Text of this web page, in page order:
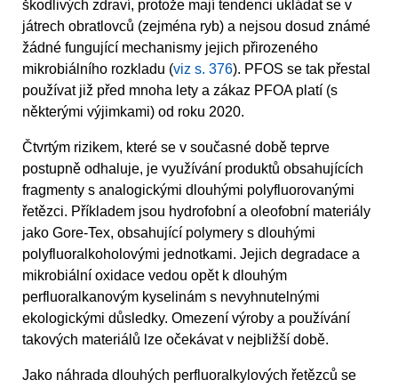
škodlivých zdraví, protože mají tendenci ukládat se v
játrech obratlovců (zejména ryb) a nejsou dosud známé
žádné fungující mechanismy jejich přirozeného
mikrobiálního rozkladu (viz s. 376). PFOS se tak přestal
používat již před mnoha lety a zákaz PFOA platí (s
některými výjimkami) od roku 2020.
Čtvrtým rizikem, které se v současné době teprve
postupně odhaluje, je využívání produktů obsahujících
fragmenty s analogickými dlouhými polyfluorovanými
řetězci. Příkladem jsou hydrofobní a oleofobní materiály
jako Gore-Tex, obsahující polymery s dlouhými
polyfluoralkoholovými jednotkami. Jejich degradace a
mikrobiální oxidace vedou opět k dlouhým
perfluoralkanovým kyselinám s nevyhnutelnými
ekologickými důsledky. Omezení výroby a používání
takových materiálů lze očekávat v nejbližší době.
Jako náhrada dlouhých perfluoralkylových řetězců se